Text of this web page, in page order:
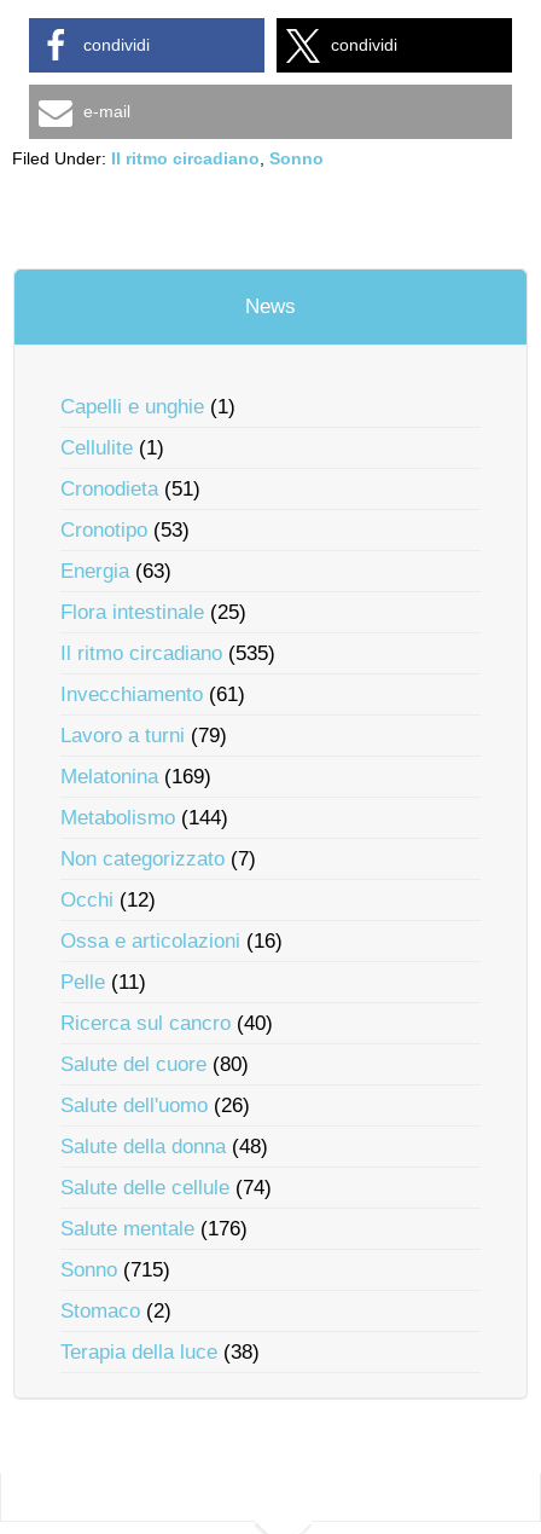
condividi condividi
e-mail
Filed Under: Il ritmo circadiano Sonno
News
Capelli e unghie (1)
Cellulite (1)
Cronodieta(51)
Cronotipo (53)
Energia(63)
Flora intestinale (25)
Il ritmo circadiano (535)
Invecchiamento (61)
Lavoro a turni (79)
Melatonina(169)
Metabolismo (144)
Non categorizzato (7)
Occhi (12)
Ossa e articolazioni (16)
Pelle (11)
Ricerca sul cancro (40)
Salute del cuore (80)
Salute dell'uomo (26)
Salute della donna(48)
Salute delle cellule (74)
Salute mentale (176)
Sonno (715)
Stomaco (2)
Terapia della luce (38)